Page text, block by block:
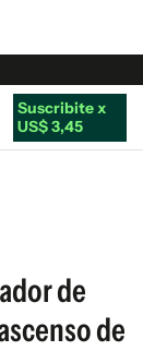
Suscribite x
US$ 3,45
de
de